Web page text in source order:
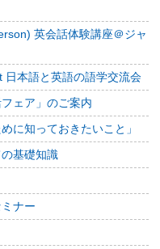
英会話体験講座＠ジャ
日本語と英語の語学交流会
ェア」のご案内
に知っておきたいこと」
基礎知識
ナー